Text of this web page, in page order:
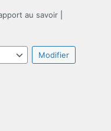
au savoir